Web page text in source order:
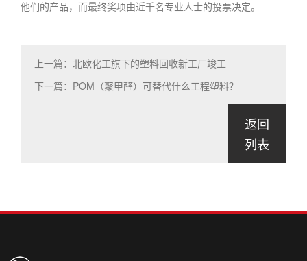
他们的产品，而最终奖项由近千名专业人士的投票决定。
上一篇：北欧化工旗下的塑料回收新工厂竣工
下一篇：POM（聚甲醛）可替代什么工程塑料？
返回
列表